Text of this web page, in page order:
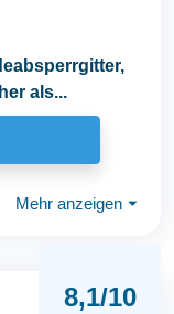
als...
Mehr anzeigen ⏷
8,1/10